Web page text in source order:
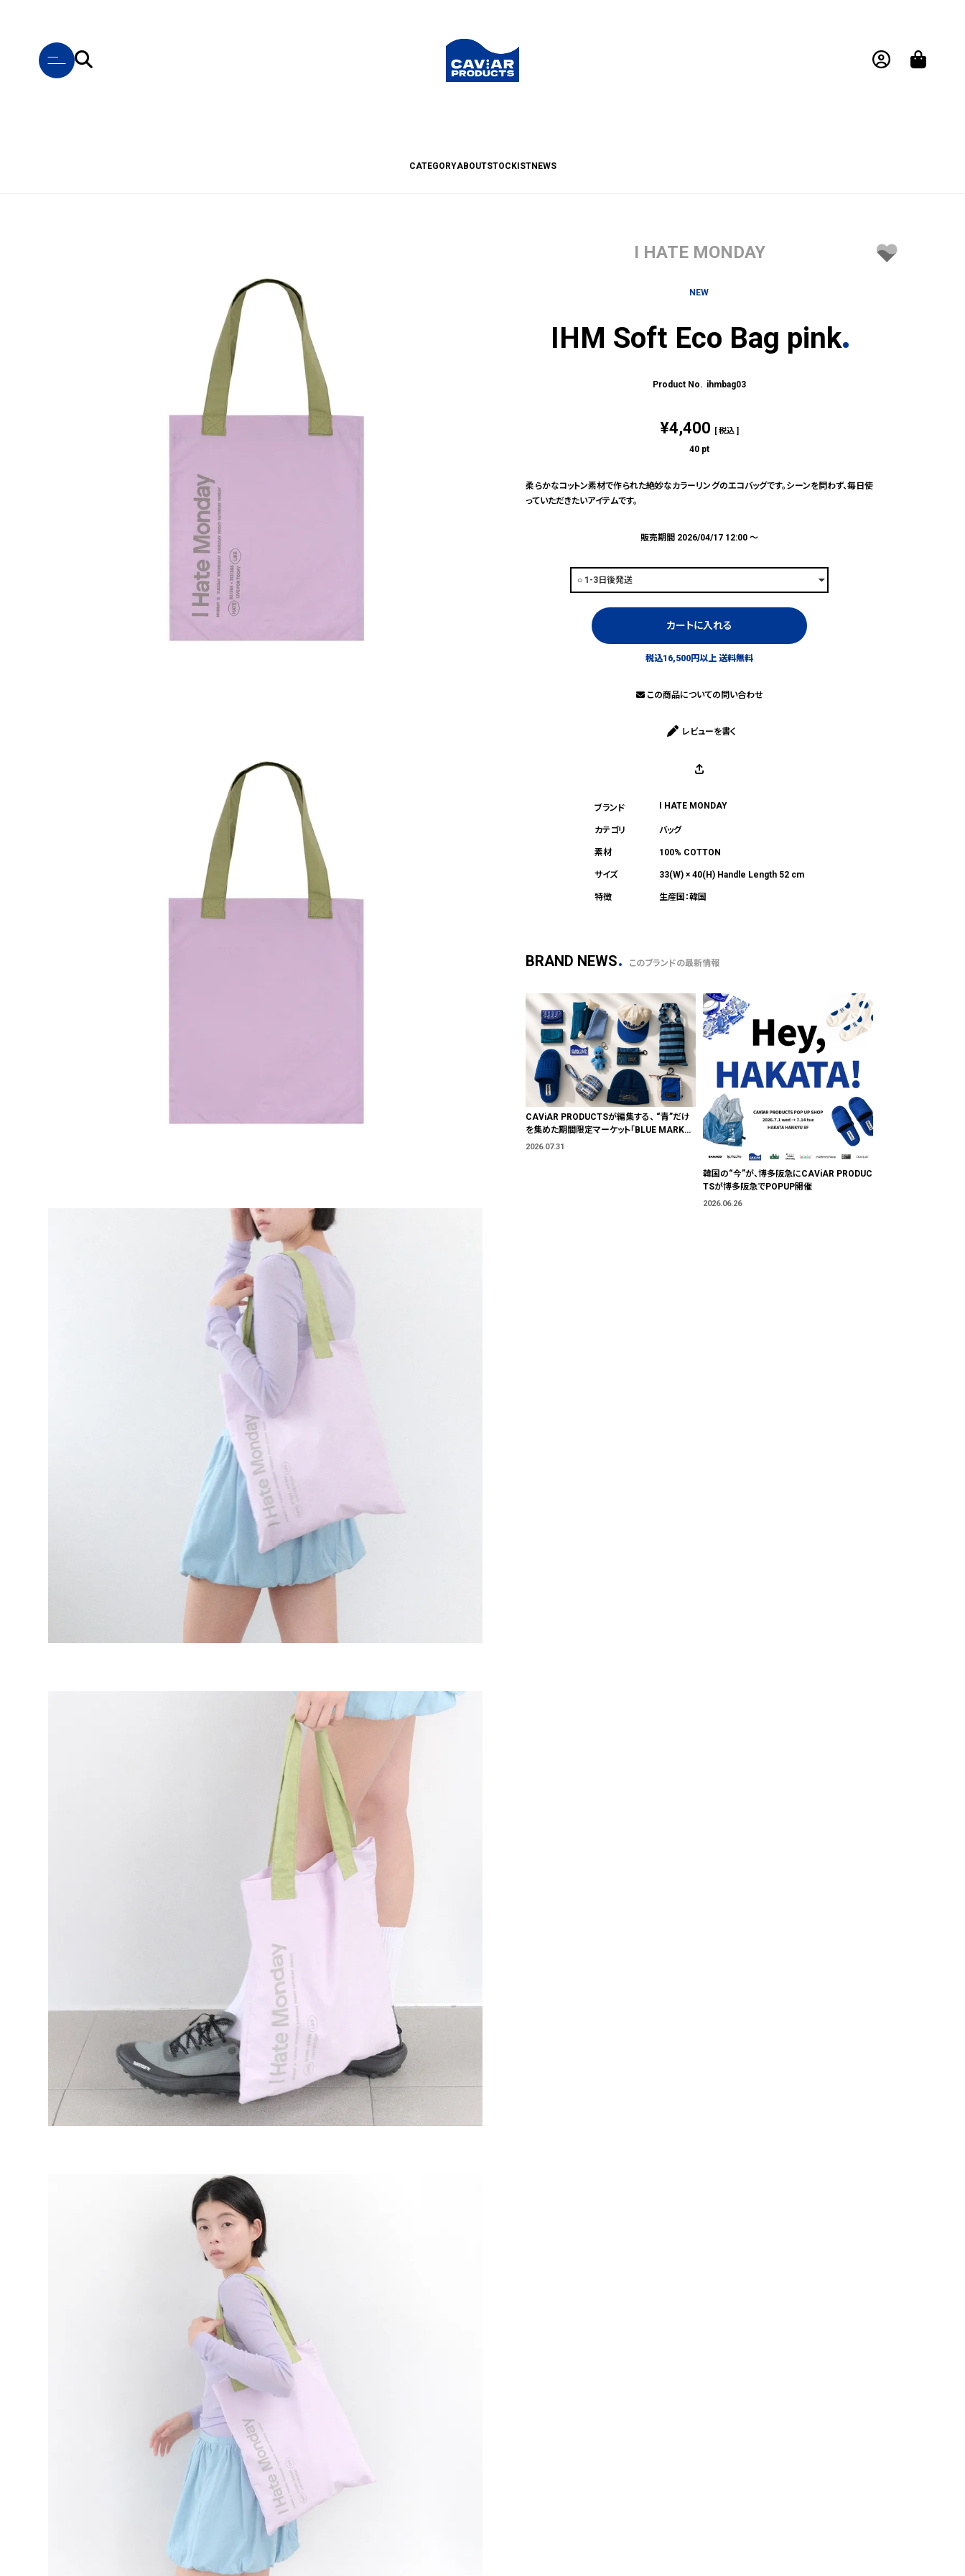
CATEGORYABOUTSTOCKISTNEWS
I HATE MONDAY
NEW
IHM Soft Eco Bag pink
ihmbag03
¥4,400 税込
40 pt
柔らかなコットン素材で作られた絶妙なカラーリングのエコバッグです。シーンを問わず、毎日使
っていただきたいアイテムです。
販売期間 2026/04/17 12:00〜
カートに入れる
税込16,500円以上 送料無料
この商品についての問い合わせ
レビューを書く
I HATE MONDAY
バッグ
100% COTTON
33(W) × 40(H) Handle Length 52 cm
生産国：韓国
BRAND NEWS このブランドの最新情報
CAViAR PRODUCTSが編集する、 “青”だけ
を集めた期間限定マーケット「BLUE MARKE
T」が横浜に。ブランドではなく、"色"から出会
2026.07.31
韓国の“今”が、博多阪急にCAViAR PRODUC
TSが博多阪急でPOPUP開催
2026.06.26